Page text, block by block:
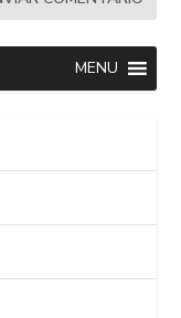
MENU